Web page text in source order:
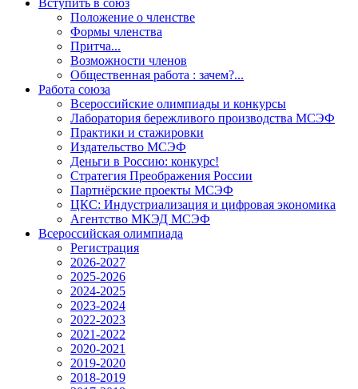
Вступить в союз
Положение о членстве
Формы членства
Притча...
Возможности членов
Общественная работа : зачем?...
Работа союза
Всероссийские олимпиады и конкурсы
Лаборатория бережливого производства МСЭФ
Практики и стажировки
Издательство МСЭФ
Деньги в Россию: конкурс!
Стратегия Преображения России
Партнёрские проекты МСЭФ
ЦКС: Индустриализация и цифровая экономика
Агентство МКЭД МСЭФ
Всероссийская олимпиада
Регистрация
2026-2027
2025-2026
2024-2025
2023-2024
2022-2023
2021-2022
2020-2021
2019-2020
2018-2019